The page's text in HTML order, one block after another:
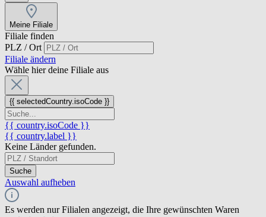
Meine Filiale
Filiale finden
PLZ / Ort
Filiale ändern
Wähle hier deine Filiale aus
{{ selectedCountry.isoCode }}
{{ country.isoCode }}
{{ country.label }}
Keine Länder gefunden.
Suche
Auswahl aufheben
Es werden nur Filialen angezeigt, die Ihre gewünschten Waren